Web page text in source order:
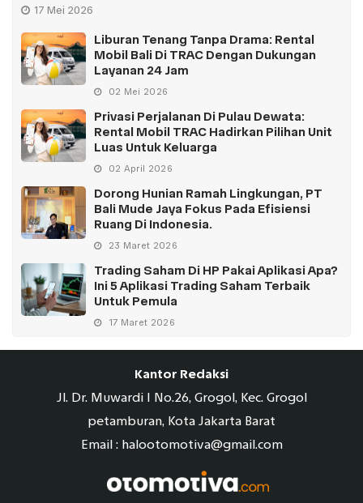
17 Mei 2026
Liburan Tenang Tanpa Drama: Rental
Mobil Bali Di TRAC Dengan Dukungan
Layanan 24 Jam
02 Mei 2026
Privasi Perjalanan Di Pulau Dewata:
Rental Mobil TRAC Hadirkan Pilihan Unit
Luas Untuk Keluarga
02 April 2026
Dorong Hunian Ramah Lingkungan, PT
Bali Mude Jaya Fokus Pada Efisiensi
Ruang Di Indonesia.
23 Maret 2026
Trading Saham Di HP Pakai Aplikasi Apa?
Ini 5 Aplikasi Trading Saham Terbaik
Untuk Pemula
17 Maret 2026
Kantor Redaksi
Jl. Dr. Muwardi I No.26, Grogol, Kec. Grogol
petamburan, Kota Jakarta Barat
Email : halootomotiva@gmail.com